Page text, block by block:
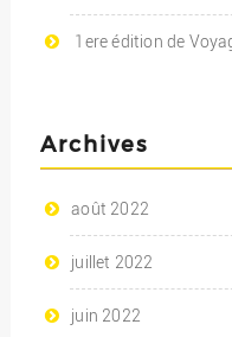
1ere édition de
Archives
août 2022
juillet 2022
juin 2022